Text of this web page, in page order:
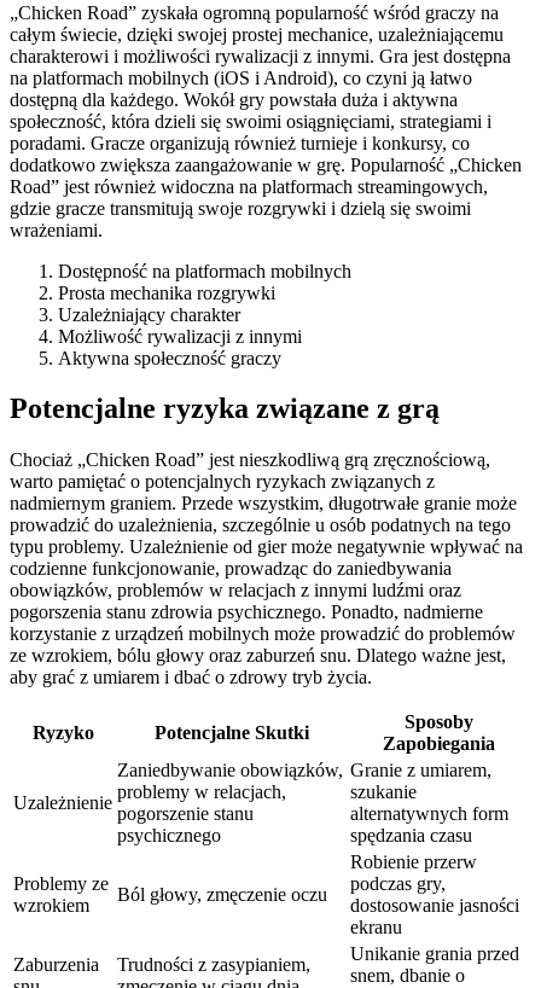
„Chicken Road” zyskała ogromną popularność wśród graczy na
całym świecie, dzięki swojej prostej mechanice, uzależniającemu
charakterowi i możliwości rywalizacji z innymi. Gra jest dostępna
na platformach mobilnych (iOS i Android), co czyni ją łatwo
dostępną dla każdego. Wokół gry powstała duża i aktywna
społeczność, która dzieli się swoimi osiągnięciami, strategiami i
poradami. Gracze organizują również turnieje i konkursy, co
dodatkowo zwiększa zaangażowanie w grę. Popularność „Chicken
Road” jest również widoczna na platformach streamingowych,
gdzie gracze transmitują swoje rozgrywki i dzielą się swoimi
wrażeniami.
Dostępność na platformach mobilnych
Prosta mechanika rozgrywki
Uzależniający charakter
Możliwość rywalizacji z innymi
Aktywna społeczność graczy
Potencjalne ryzyka związane z grą
Chociaż „Chicken Road” jest nieszkodliwą grą zręcznościową,
warto pamiętać o potencjalnych ryzykach związanych z
nadmiernym graniem. Przede wszystkim, długotrwałe granie może
prowadzić do uzależnienia, szczególnie u osób podatnych na tego
typu problemy. Uzależnienie od gier może negatywnie wpływać na
codzienne funkcjonowanie, prowadząc do zaniedbywania
obowiązków, problemów w relacjach z innymi ludźmi oraz
pogorszenia stanu zdrowia psychicznego. Ponadto, nadmierne
korzystanie z urządzeń mobilnych może prowadzić do problemów
ze wzrokiem, bólu głowy oraz zaburzeń snu. Dlatego ważne jest,
aby grać z umiarem i dbać o zdrowy tryb życia.
Ryzyko Potencjalne Skutki
Sposoby
Zapobiegania
Uzależnienie
Zaniedbywanie obowiązków,
problemy w relacjach,
pogorszenie stanu
psychicznego
Granie z umiarem,
szukanie
alternatywnych form
spędzania czasu
Problemy ze
wzrokiem
Ból głowy, zmęczenie oczu
Robienie przerw
podczas gry,
dostosowanie jasności
ekranu
Zaburzenia
Trudności z zasypianiem,
Unikanie grania przed
snem, dbanie o